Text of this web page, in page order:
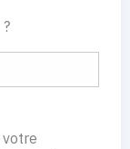
votre